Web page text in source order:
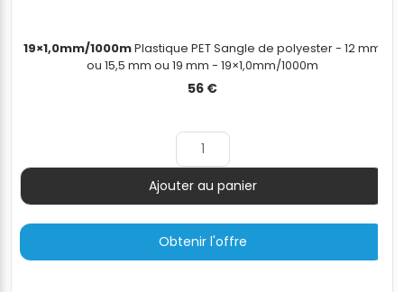
19×1,0mm/1000mPlastique PET Sangle de polyester - 12 mm
ou 15,5 mm ou 19 mm - 19×1,0mm/1000m
56 €
Quantité
Ajouter au panier
Obtenir l'offre